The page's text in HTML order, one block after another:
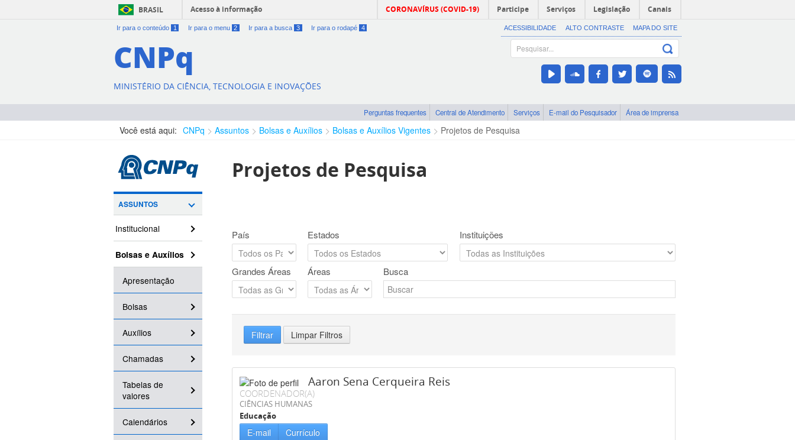
BRASIL Acesso à informação CORONAVÍRUS (COVID-19) Participe Serviços Legislação Canais
Ir para o conteúdo 1 Ir para o menu 2 Ir para a busca 3 Ir para o rodapé 4 ACESSIBILIDADE ALTO CONTRASTE MAPA DO SITE
CNPq
MINISTÉRIO DA CIÊNCIA, TECNOLOGIA E INOVAÇÕES
Perguntas frequentes Central de Atendimento Serviços E-mail do Pesquisador Área de imprensa
Você está aqui: CNPq Assuntos Bolsas e Auxílios Bolsas e Auxílios Vigentes Projetos de Pesquisa
ASSUNTOS
Institucional
Bolsas e Auxílios
Apresentação
Bolsas
Auxílios
Chamadas
Tabelas de
valores
Calendários
Projetos de Pesquisa
País Estados Instituições
Grandes Áreas Áreas Busca
Filtrar Limpar Filtros
Aaron Sena Cerqueira Reis
COORDENADOR(A)
CIÊNCIAS HUMANAS
Educação
E-mail Currículo